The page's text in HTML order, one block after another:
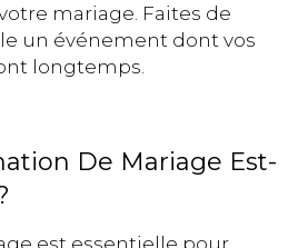
mariage. Faites de
un événement dont vos
longtemps.
De Mariage Est-
est essentielle pour